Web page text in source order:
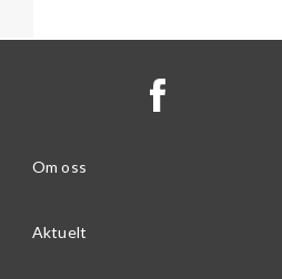
Om oss
Aktuelt